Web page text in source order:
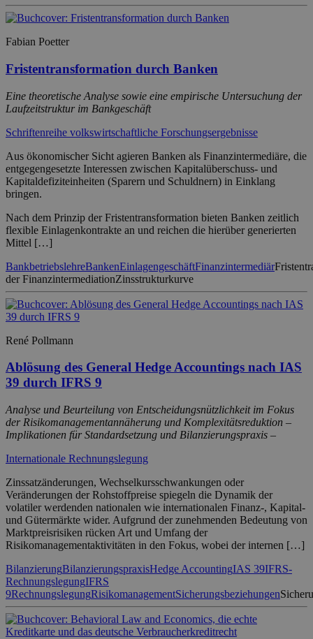
Fabian Poetter
Fristentransformation durch Banken
Eine theoretische Analyse sowie eine empirische Untersuchung der
Laufzeitstruktur im Bankgeschäft
Schriftenreihe volkswirtschaftliche Forschungsergebnisse
Aus ökonomischer Sicht agieren Banken als Finanzintermediäre, die
entgegengesetzte Interessen zwischen Kapitalüberschuss- und
Kapitaldefiziteinheiten (Sparern und Schuldnern) in Einklang
bringen.
Nach dem Prinzip der Fristentransformation bieten Banken zeitlich
flexible Einlagenkontrakte an und reichen die hierüber generierten
Mittel […]
BankbetriebslehreBankenEinlagengeschäftFinanzintermediär
der FinanzintermediationZinsstrukturkurve
René Pollmann
Ablösung des General Hedge Accountings nach IAS
39 durch IFRS 9
Analyse und Beurteilung von Entscheidungsnützlichkeit im Fokus
der Risikomanagementannäherung und Komplexitätsreduktion –
Implikationen für Standardsetzung und Bilanzierungspraxis –
Internationale Rechnungslegung
Zinssatzänderungen, Wechselkursschwankungen oder
Veränderungen der Rohstoffpreise spiegeln die Dynamik der
volatiler werdenden nationalen wie internationalen Finanz-, Kapital-
und Gütermärkte wider. Aufgrund der zunehmenden Bedeutung von
Marktpreisrisiken rücken Art und Umfang der
Risikomanagementaktivitäten in den Fokus, wobei der internen […]
BilanzierungBilanzierungspraxisHedge AccountingIAS 39IFRS-
RechnungslegungIFRS
9RechnungslegungRisikomanagementSicherungsbeziehungen